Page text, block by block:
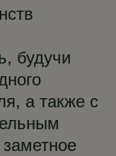
будучи
а также с